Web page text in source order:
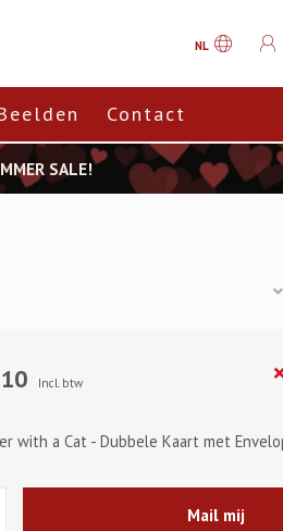
NL
Contact
SALE!
Incl. btw
with a Cat - Dubbele Kaart met
Mail mij